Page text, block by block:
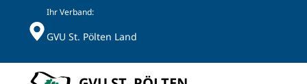
Skip to main content
Ihr Verband:
GVU St. Pölten Land